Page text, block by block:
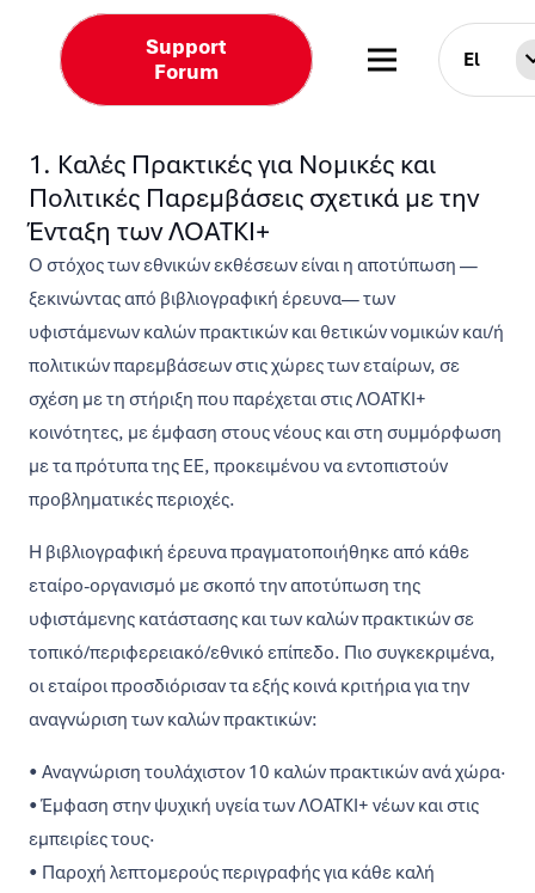
Support
Forum
El
1. Καλές Πρακτικές για Νομικές και
Πολιτικές Παρεμβάσεις σχετικά με την
Ένταξη των ΛΟΑΤΚΙ+
Ο στόχος των εθνικών εκθέσεων είναι η αποτύπωση —
ξεκινώντας από βιβλιογραφική έρευνα— των
υφιστάμενων καλών πρακτικών και θετικών νομικών και/ή
πολιτικών παρεμβάσεων στις χώρες των εταίρων, σε
σχέση με τη στήριξη που παρέχεται στις ΛΟΑΤΚΙ+
κοινότητες, με έμφαση στους νέους και στη συμμόρφωση
με τα πρότυπα της ΕΕ, προκειμένου να εντοπιστούν
προβληματικές περιοχές.
Η βιβλιογραφική έρευνα πραγματοποιήθηκε από κάθε
εταίρο-οργανισμό με σκοπό την αποτύπωση της
υφιστάμενης κατάστασης και των καλών πρακτικών σε
τοπικό/περιφερειακό/εθνικό επίπεδο. Πιο συγκεκριμένα,
οι εταίροι προσδιόρισαν τα εξής κοινά κριτήρια για την
αναγνώριση των καλών πρακτικών:
• Αναγνώριση τουλάχιστον 10 καλών πρακτικών ανά χώρα·
• Έμφαση στην ψυχική υγεία των ΛΟΑΤΚΙ+ νέων και στις
εμπειρίες τους·
• Παροχή λεπτομερούς περιγραφής για κάθε καλή